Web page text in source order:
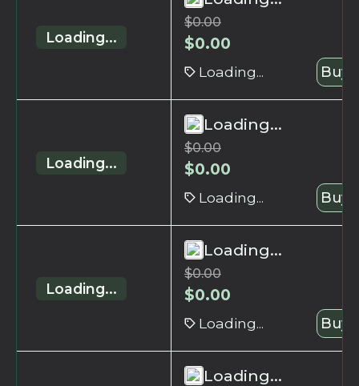
Loading...
$0.00
$0.00
Loading... Buy
Loading...
Loading...
$0.00
$0.00
Loading... Buy
Loading...
Loading...
$0.00
$0.00
Loading... Buy
Loading...